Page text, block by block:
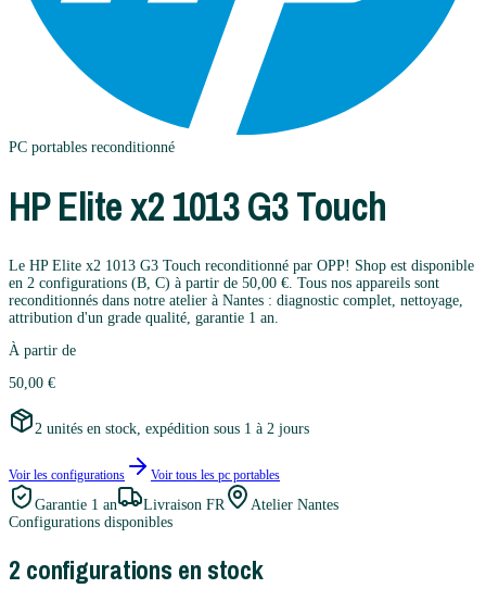
PC portables reconditionné
HPElite x2 1013 G3 Touch
Le HP Elite x2 1013 G3 Touch reconditionné par OPP! Shop est disponible
en 2 configurations (B, C) à partir de 50,00 €. Tous nos appareils sont
reconditionnés dans notre atelier à Nantes : diagnostic complet, nettoyage,
attribution d'un grade qualité, garantie 1 an.
À partir de
50,00 €
2 unités en stock, expédition sous 1 à 2 jours
Voir les configurations Voir tous les pc portables
Garantie 1 an Livraison FR
Atelier Nantes
Configurations disponibles
2 configurations en stock